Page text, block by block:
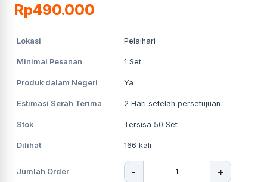
Rp490.000
Lokasi Pelaihari
Minimal Pesanan 1 Set
Produk dalam Negeri Ya
Estimasi Serah Terima 2 Hari setelah persetujuan
Stok Tersisa 50 Set
Dilihat 166 kali
Jumlah Order - +